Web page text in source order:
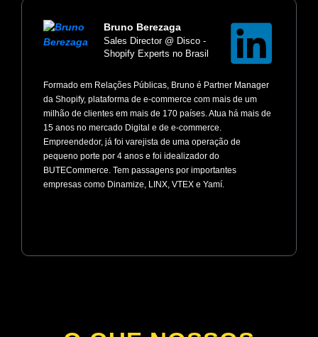
Bruno Berezaga
Sales Director @ Disco -
Shopify Experts no Brasil
Formado em Relações Públicas, Bruno é Partner Manager
da Shopify, plataforma de e-commerce com mais de um
milhão de clientes em mais de 170 países. Atua há mais de
15 anos no mercado Digital e de e-commerce.
Empreendedor, já foi varejista de uma operação de
pequeno porte por 4 anos e foi idealizador do
BUTECommerce. Tem passagens por importantes
empresas como Dinamize, LINX, VTEX e Yamí.